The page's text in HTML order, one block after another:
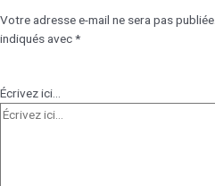
Votre adresse e-mail ne sera pas publiée.
indiqués avec*
Écrivez ici…